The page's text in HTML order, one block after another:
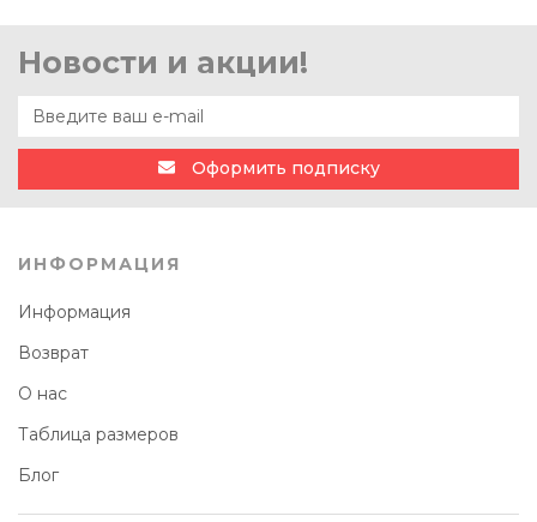
Новости и акции!
Оформить подписку
ИНФОРМАЦИЯ
Информация
Возврат
О нас
Таблица размеров
Блог